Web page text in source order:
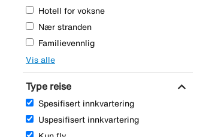
Hotell for voksne
Nær stranden
Familievennlig
Vis alle
Type reise expand_more
Spesifisert innkvartering
Uspesifisert innkvartering